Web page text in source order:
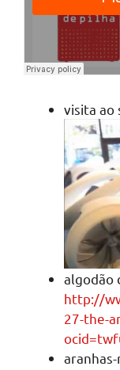
visita ao
algodão
http://
27-the-